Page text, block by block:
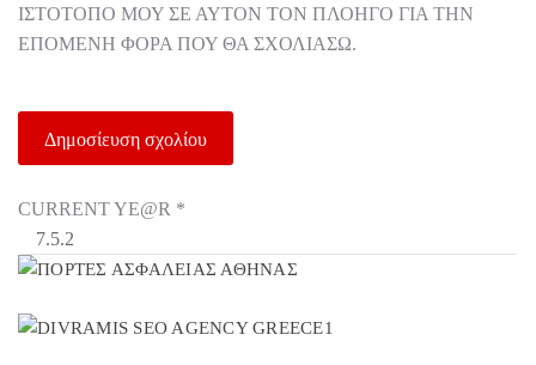
ΙΣΤΌΤΟΠΟ ΜΟΥ ΣΕ ΑΥΤΌΝ ΤΟΝ ΠΛΟΗΓΌ ΓΙΑ ΤΗΝ
ΕΠΌΜΕΝΗ ΦΟΡΆ ΠΟΥ ΘΑ ΣΧΟΛΙΆΣΩ.
CURRENT YE@R *